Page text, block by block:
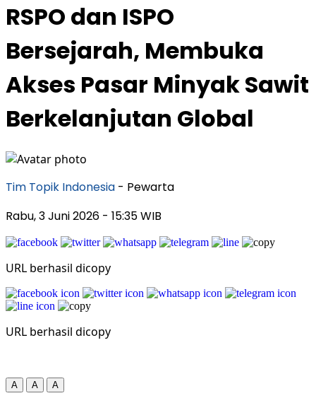
RSPO dan ISPO
Bersejarah, Membuka
Akses Pasar Minyak Sawit
Berkelanjutan Global
Tim Topik Indonesia - Pewarta
Rabu, 3 Juni 2026 - 15:35 WIB
URL berhasil dicopy
URL berhasil dicopy
A A A